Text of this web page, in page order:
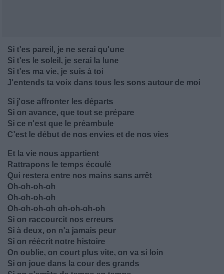
Si t'es pareil, je ne serai qu'une
Si t'es le soleil, je serai la lune
Si t'es ma vie, je suis à toi
J'entends ta voix dans tous les sons autour de moi
Si j'ose affronter les départs
Si on avance, que tout se prépare
Si ce n'est que le préambule
C'est le début de nos envies et de nos vies
Et la vie nous appartient
Rattrapons le temps écoulé
Qui restera entre nos mains sans arrêt
Oh-oh-oh-oh
Oh-oh-oh-oh
Oh-oh-oh-oh oh-oh-oh-oh
Si on raccourcit nos erreurs
Si à deux, on n'a jamais peur
Si on réécrit notre histoire
On oublie, on court plus vite, on va si loin
Si on joue dans la cour des grands